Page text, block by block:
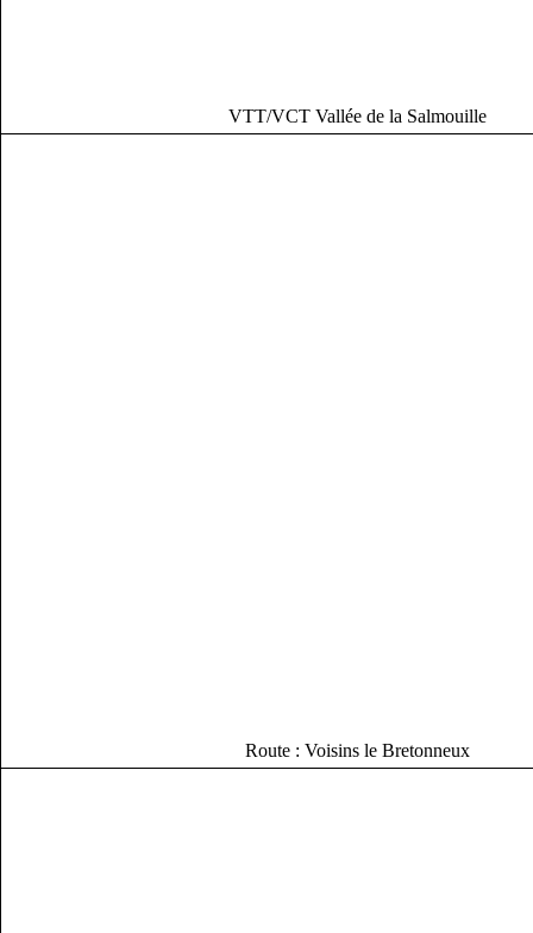
VTT/VCT Vallée de la Salmouille
Route : Voisins le Bretonneux